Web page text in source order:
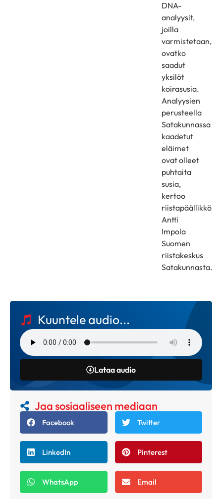
DNA-
analyysit,
joilla
varmistetaan,
ovatko
saadut
yksilöt
koirasusia.
Analyysien
perusteella
Satakunnassa
kaadetut
eläimet
ovat olleet
puhtaita
susia,
kertoo
riistapäällikkö
Antti
Impola
Suomen
riistakeskus
Satakunnasta.
Kuuntele audio...
Lataa audio
Jaa sosiaaliseen mediaan
Facebook Twitter
LinkedIn Pinterest
WhatsApp Email